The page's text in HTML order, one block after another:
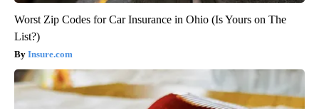
Worst Zip Codes for Car Insurance in Ohio (Is Yours on The
List?)
Insure.com